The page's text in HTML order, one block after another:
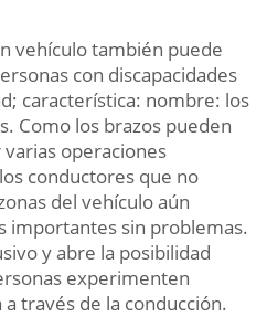
vehículo también puede
con discapacidades
característica: nombre: los
Como los brazos pueden
operaciones
conductores que no
del vehículo aún
importantes sin problemas.
y abre la posibilidad
experimenten
través de la conducción.